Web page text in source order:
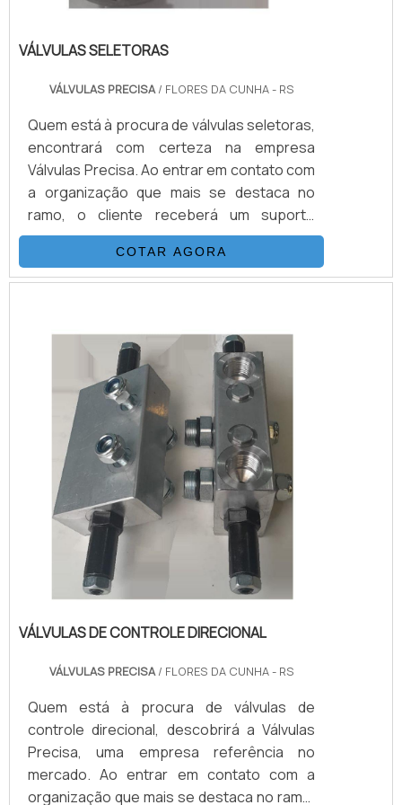
VÁLVULAS SELETORAS
VÁLVULAS PRECISA/ FLORES DA CUNHA - RS
Quem está à procura de válvulas seletoras,
encontrará com certeza na empresa
Válvulas Precisa. Ao entrar em contato com
a organização que mais se destaca no
ramo, o cliente receberá um suporte
completo para sanar eventuais dúvidas
sobre o produto a ser adquirido.Quando o
quesito é válvulas seletoras, com a melhor
benefício e atendimento eficaz em todo o
COTAR AGORA
VÁLVULAS DE CONTROLE DIRECIONAL
VÁLVULAS PRECISA/ FLORES DA CUNHA - RS
Quem está à procura de válvulas de
controle direcional, descobrirá a Válvulas
Precisa, uma empresa referência no
mercado. Ao entrar em contato com a
organização que mais se destaca no ramo,